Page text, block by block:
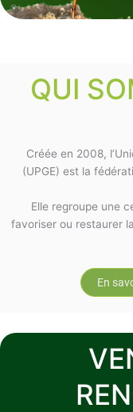
QUI
Créée en 2008,
(UPGE) est la
Elle regroupe une
favoriser ou restaurer
En